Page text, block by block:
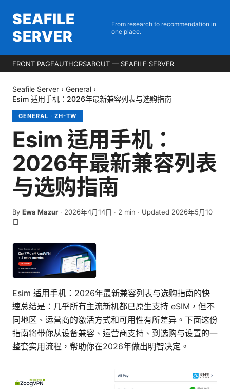
SEAFILE
SERVER
From research to recommendation in
one place.
FRONT PAGEAUTHORSABOUT — SEAFILE SERVER
Seafile Server › General ›
Esim 适用手机：2026年最新兼容列表与选购指南
GENERAL · ZH-TW
Esim 适用手机：
2026年最新兼容列表
与选购指南
By Ewa Mazur · 2026年4月14日 · 2 min · Updated 2026年5月10
日
Esim 适用手机：2026年最新兼容列表与选购指南的快
速总结是：几乎所有主流新机都已原生支持 eSIM，但不
同地区、运营商的激活方式和可用性有所差异。下面这份
指南将带你从设备兼容、运营商支持、到选购与设置的一
整套实用流程，帮助你在2026年做出明智决定。